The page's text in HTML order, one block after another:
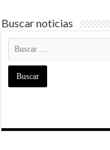
Buscar noticias